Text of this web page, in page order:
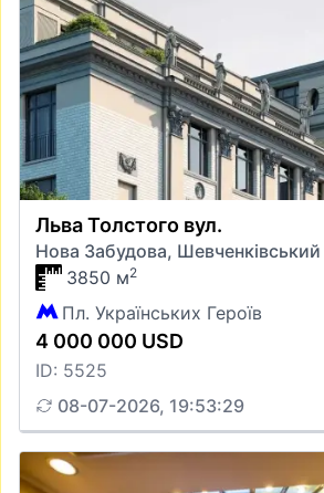
Льва Толстого вул.
Нова Забудова, Шевченківський
3850 м2
Пл. Українських Героїв
4 000 000 USD
ID: 5525
08-07-2026, 19:53:29